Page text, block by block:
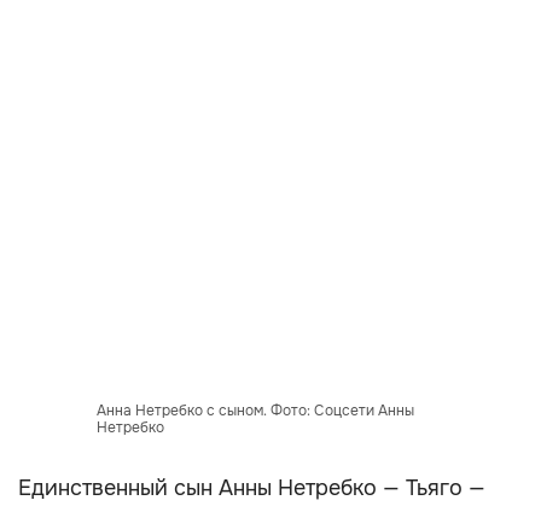
Анна Нетребко с сыном. Фото: Соцсети Анны
Нетребко
Единственный сын Анны Нетребко — Тьяго —